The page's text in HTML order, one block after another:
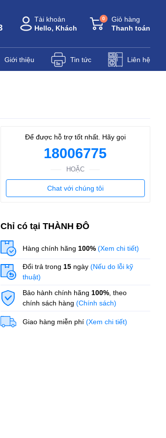
Tài khoản
Hello, Khách
Giỏ hàng
Thanh toán
0
Giới thiệu Tin tức Liên hệ
Để được hỗ trợ tốt nhất. Hãy gọi
18006775
HOẶC
Chat với chúng tôi
Chỉ có tại THÀNH ĐÔ
Hàng chính hãng 100% (Xem chi tiết)
Đổi trả trong 15ngày (Nếu do lỗi kỹ
thuật)
Bảo hành chính hãng 100%, theo
chính sách hàng (Chính sách)
Giao hàng miễn phí (Xem chi tiết)